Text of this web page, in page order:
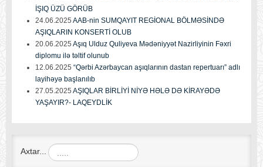
İŞIQ ÜZÜ GÖRÜB
24.06.2025 AAB-nin SUMQAYIT REGİONAL BÖLMƏSİNDƏ
AŞIQLARIN KONSERTİ OLUB
20.06.2025 Aşıq Ulduz Quliyeva Mədəniyyət Nazirliyinin Fəxri
diplomu ilə təltif olunub
12.06.2025 “Qərbi Azərbaycan aşıqlarının dastan repertuarı” adlı
layihəyə başlanılıb
27.05.2025 AŞIQLAR BİRLİYİ NİYƏ HƏLƏ DƏ KİRAYƏDƏ
YAŞAYIR?- LAQEYDLİK
Axtar...